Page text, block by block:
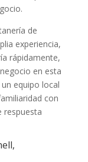
de
experiencia,
rápidamente,
en esta
equipo local
con
respuesta